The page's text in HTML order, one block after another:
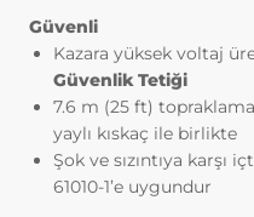
Güvenli
Kazara yüksek voltaj
Güvenlik Tetiği
7.6 m (25 ft)
yaylı kıskaç ile birlikte
Şok ve sızıntıya karşı
61010-1’e uygundur
Sitesini kullanım
göz önünde
öneriler sunulması için
kullanılabilmektedir.
Kalıcı çerezler
aynı cihazla
durumunda,
tarafından